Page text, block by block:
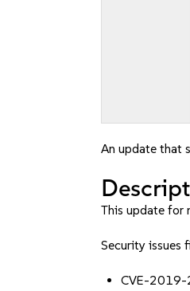
An update that
This update for
Security issues
CVE-2019-